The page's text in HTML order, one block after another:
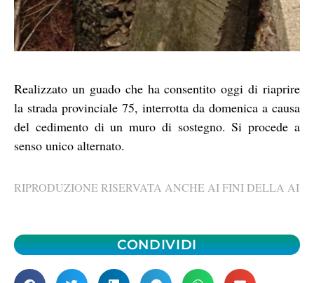
Realizzato un guado che ha consentito oggi di riaprire
la strada provinciale 75, interrotta da domenica a causa
del cedimento di un muro di sostegno. Si procede a
senso unico alternato.
RIPRODUZIONE RISERVATA ANCHE AI FINI DELLA AI
CONDIVIDI